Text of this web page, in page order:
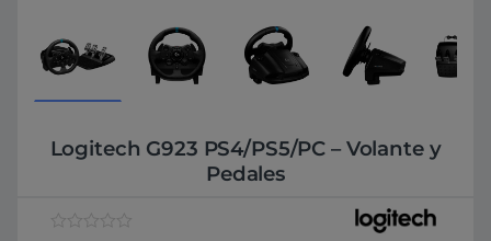
Logitech G923 PS4/PS5/PC – Volante y
Pedales